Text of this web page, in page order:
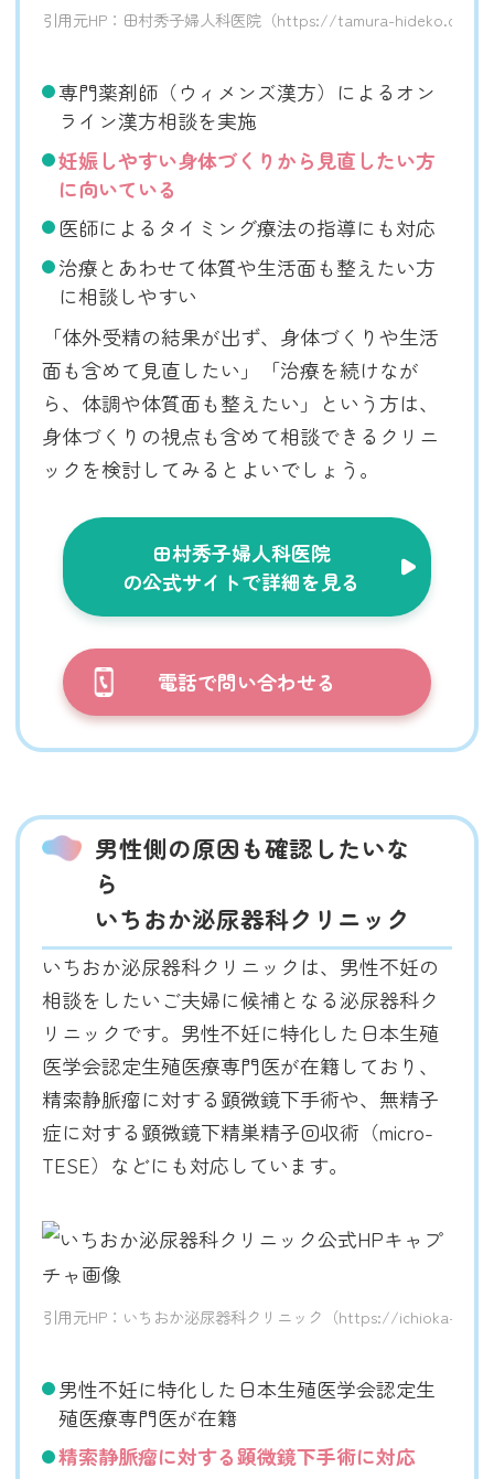
引用元HP：田村秀子婦人科医院（https://tamura-hideko.com/
専門薬剤師（ウィメンズ漢方）によるオン
ライン漢方相談を実施
妊娠しやすい身体づくりから見直したい方
に向いている
医師によるタイミング療法の指導にも対応
治療とあわせて体質や生活面も整えたい方
に相談しやすい
「体外受精の結果が出ず、身体づくりや生活
面も含めて見直したい」「治療を続けなが
ら、体調や体質面も整えたい」という方は、
身体づくりの視点も含めて相談できるクリニ
ックを検討してみるとよいでしょう。
田村秀子婦人科医院
の公式サイトで詳細を見る
電話で問い合わせる
男性側の原因も確認したいな
ら
いちおか泌尿器科クリニック
いちおか泌尿器科クリニックは、男性不妊の
相談をしたいご夫婦に候補となる泌尿器科ク
リニックです。男性不妊に特化した日本生殖
医学会認定生殖医療専門医が在籍しており、
精索静脈瘤に対する顕微鏡下手術や、無精子
症に対する顕微鏡下精巣精子回収術（micro-
TESE）などにも対応しています。
引用元HP：いちおか泌尿器科クリニック（https://ichioka-
男性不妊に特化した日本生殖医学会認定生
殖医療専門医が在籍
精索静脈瘤に対する顕微鏡下手術に対応